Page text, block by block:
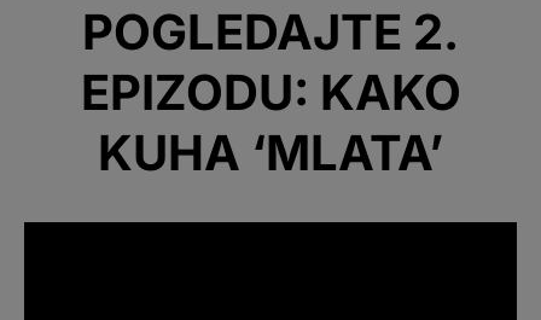
POGLEDAJTE 2.
EPIZODU: KAKO
KUHA ‘MLATA’